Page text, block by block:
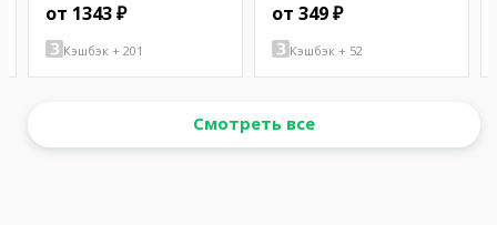
от 1343 ₽
Кэшбэк + 201
от 349 ₽
Кэшбэк + 52
Смотреть все